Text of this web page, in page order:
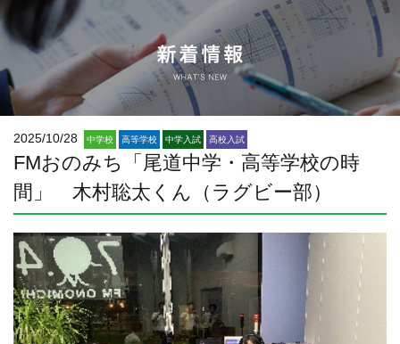
2025/10/28 中学校 高等学校 中学入試 高校入試
FMおのみち「尾道中学・高等学校の時
間」 木村聡太くん（ラグビー部）